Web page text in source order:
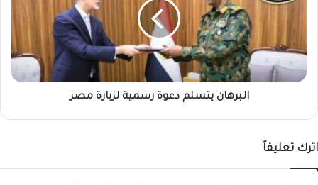
رسمية
البرهان يتسلم دعوة رسمية لزيارة مصر
اترك تعليقاً